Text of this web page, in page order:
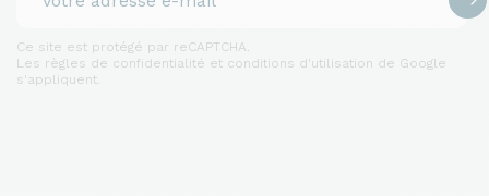
Ce site est protégé par reCAPTCHA.
Les règles de confidentialité et conditions d'utilisation de Google
s'appliquent.